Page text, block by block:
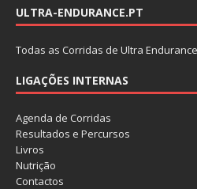
ULTRA-ENDURANCE.PT
Todas as Corridas de Ultra
LIGAÇÕES INTERNAS
Agenda de Corridas
Resultados e Percursos
Livros
Nutrição
Contactos